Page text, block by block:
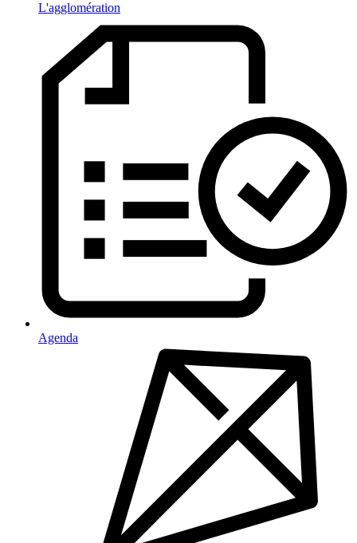
L'agglomération
Agenda